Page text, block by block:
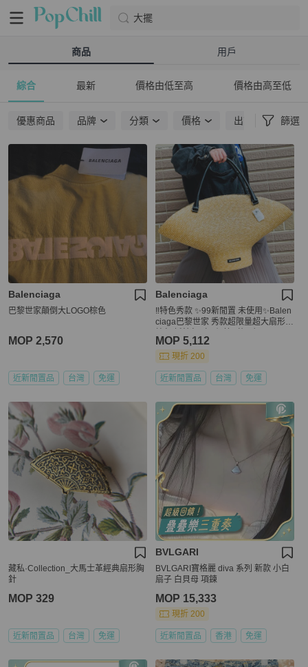
大擺
商品 用戶
綜合 最新 價格由低至高 價格由高至低
優惠商品 品牌 分類 價格 出貨地點 篩選
Balenciaga
巴黎世家顛倒大LOGO棕色
MOP 2,570
近新閒置品 台灣 免運
Balenciaga
‼️特色秀款 ✨99新閒置 未使用✨Balen
ciaga巴黎世家 秀款超限量超大扇形草
MOP 5,112
現折 200
近新閒置品 台灣 免運
藏私·Collection_大馬士革經典扇形胸
針
MOP 329
近新閒置品 台灣 免運
BVLGARI
BVLGARI寶格麗 diva 系列 新款 小白
扇子 白貝母 項鍊
MOP 15,333
現折 200
近新閒置品 香港 免運